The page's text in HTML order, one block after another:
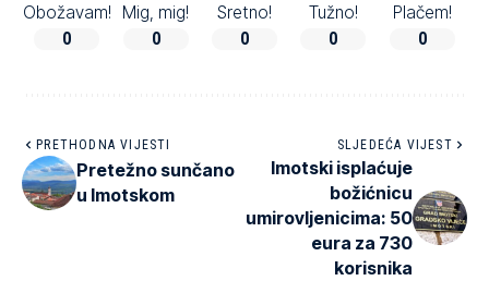
Obožavam!
0
Mig, mig!
0
Sretno!
0
Tužno!
0
Plačem!
0
PRETHODNA VIJESTI
Pretežno sunčano
u Imotskom
SLJEDEĆA VIJEST
Imotski isplaćuje
božićnicu
umirovljenicima: 50
eura za 730
korisnika